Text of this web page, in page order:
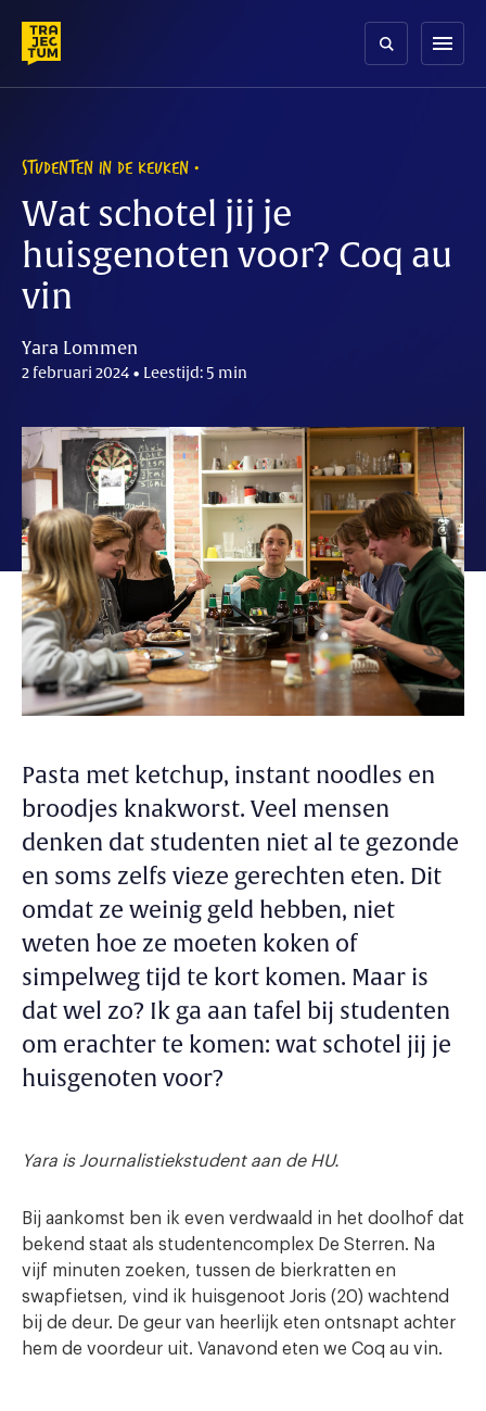
content
menu
STUDENTEN IN DE KEUKEN
Wat schotel jij je
huisgenoten voor? Coq au
vin
Yara Lommen
2 februari 2024 • Leestijd: 5 min
Pasta met ketchup, instant noodles en
broodjes knakworst. Veel mensen
denken dat studenten niet al te gezonde
en soms zelfs vieze gerechten eten. Dit
omdat ze weinig geld hebben, niet
weten hoe ze moeten koken of
simpelweg tijd te kort komen. Maar is
dat wel zo? Ik ga aan tafel bij studenten
om erachter te komen: wat schotel jij je
huisgenoten voor?
Yara is Journalistiekstudent aan de HU.
Bij aankomst ben ik even verdwaald in het doolhof dat
bekend staat als studentencomplex De Sterren. Na
vijf minuten zoeken, tussen de bierkratten en
swapfietsen, vind ik huisgenoot Joris (20) wachtend
bij de deur. De geur van heerlijk eten ontsnapt achter
hem de voordeur uit. Vanavond eten we Coq au vin.